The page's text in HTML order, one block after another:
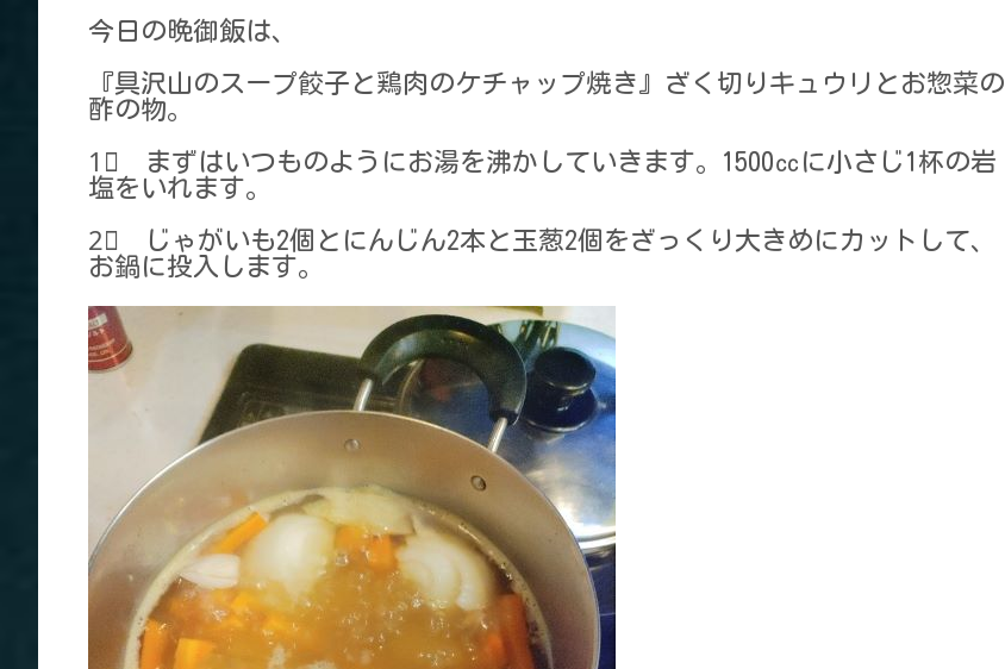
今日の晩御飯は、
『具沢山のスープ餃子と鶏肉のケチャップ焼き』ざく切りキュウリとお惣菜の
酢の物。
1⃣ まずはいつものようにお湯を沸かしていきます。1500㏄に小さじ1杯の岩
塩をいれます。
2⃣ じゃがいも2個とにんじん2本と玉葱2個をざっくり大きめにカットして、
お鍋に投入します。